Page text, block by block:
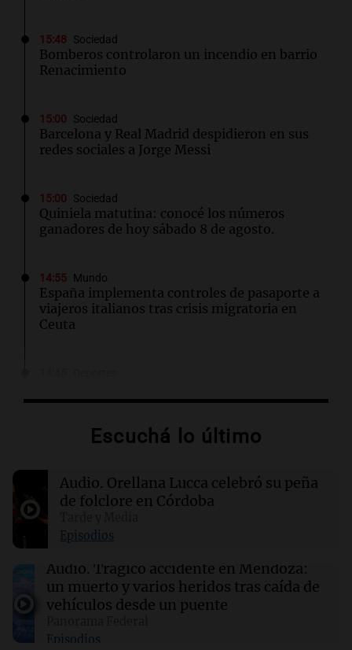
15:48 Sociedad
Bomberos controlaron un incendio en barrio
Renacimiento
15:00 Sociedad
Barcelona y Real Madrid despidieron en sus
redes sociales a Jorge Messi
15:00 Sociedad
Quiniela matutina: conocé los números
ganadores de hoy sábado 8 de agosto.
14:55 Mundo
España implementa controles de pasaporte a
viajeros italianos tras crisis migratoria en
Ceuta
caída con Tigre en el Torneo Clausura
Controles fronterizos en España para viajeros
italianos tras sanciones de Italia
14:23 Una mañana para todos
Voluntarios limpiaron 9.000 metros del río
Suquía y retiraron hasta 800 kilos de basura
por jornada
Matías Pourrain sigue detenido: "Tres
Escuchá lo último
Audio. Orellana Lucca celebró su peña
de folclore en Córdoba
Episodios
Audio. Trágico accidente en Mendoza:
un muerto y varios heridos tras caída de
vehículos desde un puente
Episodios